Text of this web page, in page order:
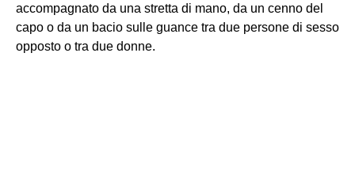
accompagnato da una stretta di mano, da un cenno del
capo o da un bacio sulle guance tra due persone di sesso
opposto o tra due donne.